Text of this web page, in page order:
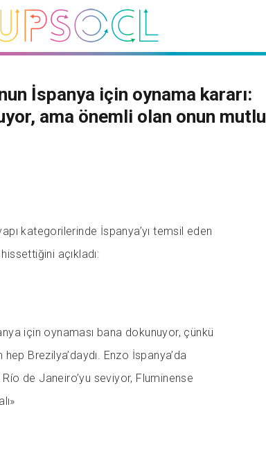
İspanya için oynama kararı:
ama önemli olan onun mutlu
kategorilerinde İspanya’yı temsil eden
açıkladı:
için oynaması bana dokunuyor, çünkü
Brezilya’daydı. Enzo İspanya’da
de Janeiro’yu seviyor, Fluminense